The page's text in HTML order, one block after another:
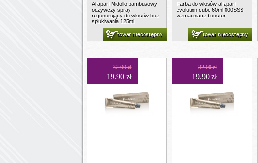
Alfaparf Midollo bambusowy
odżywczy spray
regenerujący do włosów bez
spłukiwania 125ml
towar niedostępny
Farba do włosów alfaparf
evolution cube 60ml 000SSS
wzmacniacz booster
towar niedostępny
32.00 zł
19.90 zł
32.00 zł
19.90 zł